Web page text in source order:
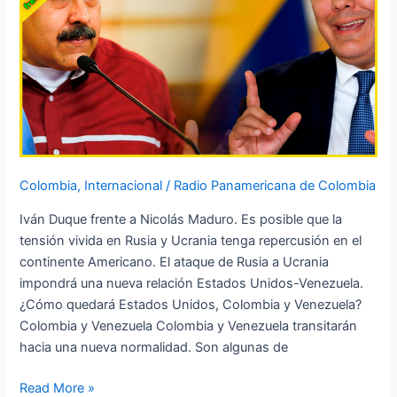
Colombia, Internacional / Radio Panamericana de Colombia
Iván Duque frente a Nicolás Maduro. Es posible que la
tensión vivida en Rusia y Ucrania tenga repercusión en el
continente Americano. El ataque de Rusia a Ucrania
impondrá una nueva relación Estados Unidos-Venezuela.
¿Cómo quedará Estados Unidos, Colombia y Venezuela?
Colombia y Venezuela Colombia y Venezuela transitarán
hacia una nueva normalidad. Son algunas de
Read More »